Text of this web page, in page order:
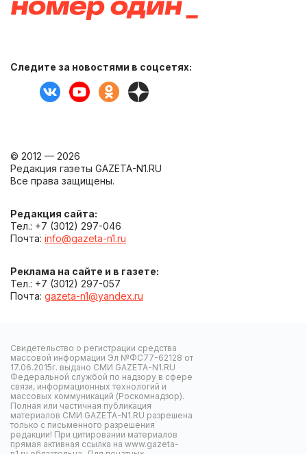
Следите за новостями в соцсетях:
© 2012 — 2026
Редакция газеты GAZETA-N1.RU
Все права защищены.
Редакция сайта:
Тел.: +7 (3012) 297-046
Почта: info@gazeta-n1.ru
Реклама на сайте и в газете:
Тел.: +7 (3012) 297-057
Почта: gazeta-n1@yandex.ru
Свидетельство о регистрации средства
массовой информации Эл №ФС77-62128 от
17.06.2015г. выдано СМИ GAZETA-N1.RU
Федеральной службой по надзору в сфере
связи, информационных технологий и
массовых коммуникаций (Роскомнадзор).
Полная или частичная публикация
материалов СМИ GAZETA-N1.RU разрешена
только с письменного разрешения
редакции! При цитировании материалов
прямая активная ссылка на www.gazeta-